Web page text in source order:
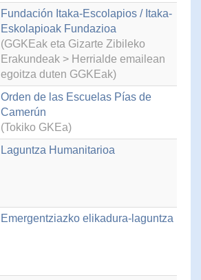
Fundación Itaka-Escolapios / Itaka-
Eskolapioak Fundazioa
(GGKEak eta Gizarte Zibileko
Erakundeak > Herrialde emailean
egoitza duten GGKEak)
Orden de las Escuelas Pías de
Camerún
(Tokiko GKEa)
Laguntza Humanitarioa
Emergentziazko elikadura-laguntza